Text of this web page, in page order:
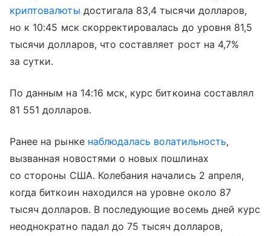
криптовалюты достигала 83,4 тысячи долларов,
но к 10:45 мск скорректировалась до уровня 81,5
тысячи долларов, что составляет рост на 4,7%
за сутки.
По данным на 14:16 мск, курс биткоина составлял
81 551 долларов.
Ранее на рынке наблюдалась волатильность,
вызванная новостями о новых пошлинах
со стороны США. Колебания начались 2 апреля,
когда биткоин находился на уровне около 87
тысяч долларов. В последующие восемь дней курс
неоднократно падал до 75 тысяч долларов,